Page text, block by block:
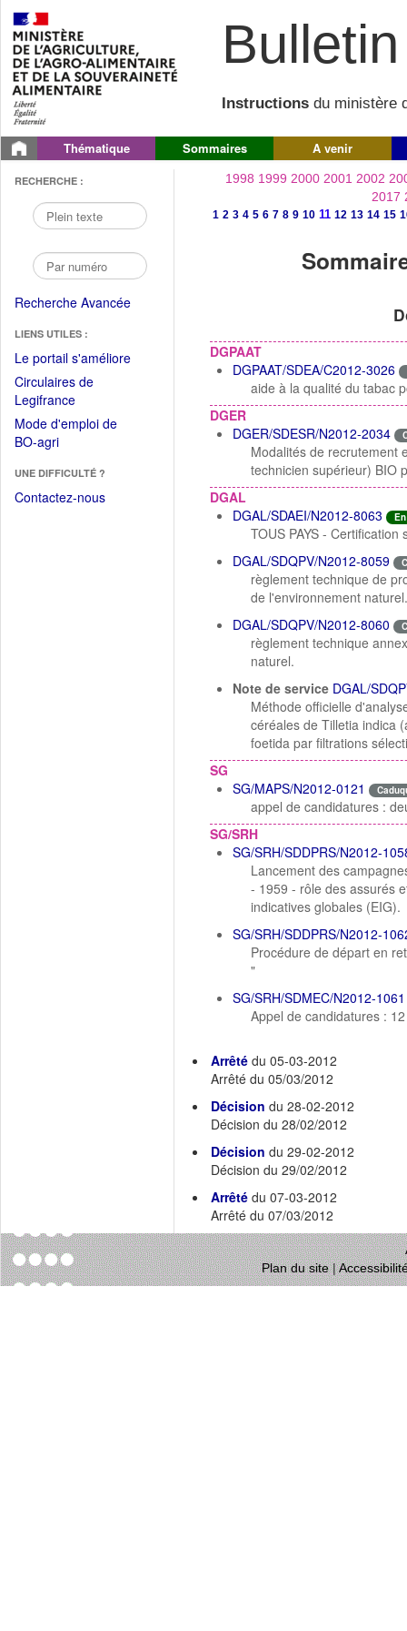
Instructions du ministère
Thématique Sommaires A venir
RECHERCHE :
Recherche Avancée
LIENS UTILES :
Le portail s'améliore(Fichier
Circulaires de
Legifrance(Ouvrir
dans
une
fenêtre)
Mode d'emploi de
BO-agri(Ouvrir
une
nouvelle
UNE DIFFICULTÉ ?
Contactez-nous
1998 1999 2000 2001 2002
2017
1 2 3 4 5 6 7 8 9 10 11 12 13 14 15
DGPAAT
DGPAAT/SDEA/C2012-3026
aide à la qualité du tabac
DGER
DGER/SDESR/N2012-2034
Modalités de recrutement
technicien supérieur) BIO
DGAL
DGAL/SDAEI/N2012-8063
TOUS PAYS -
DGAL/SDQPV/N2012-8059
règlement technique de
de l'environnement naturel.
DGAL/SDQPV/N2012-8060
règlement technique
naturel.
Note de service DGAL/
Méthode officielle
céréales de Tilletia indica
foetida par filtrations
SG
SG/MAPS/N2012-0121
appel de candidatures :
SG/SRH
SG/SRH/SDDPRS/N2012-
Lancement des
- 1959 - rôle des assurés
indicatives globales (EIG).
SG/SRH/SDDPRS/N2012-
Procédure de départ en
"
SG/SRH/SDMEC/N2012-1061
Appel de candidatures :
Arrêté du 05-03-2012
Arrêté du 05/03/2012
Décision du 28-02-2012
Décision du 28/02/2012
Décision du 29-02-2012
Décision du 29/02/2012
Arrêté du 07-03-2012
Arrêté du 07/03/2012
Plan du site|